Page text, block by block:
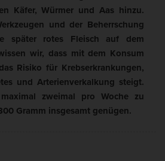
Käfer, Würmer und Aas hinzu.
und der Beherrschung
später rotes Fleisch auf dem
wir, dass mit dem Konsum
Risiko für Krebserkrankungen,
und Arterienverkalkung steigt.
zweimal pro Woche zu
Gramm insgesamt genügen.